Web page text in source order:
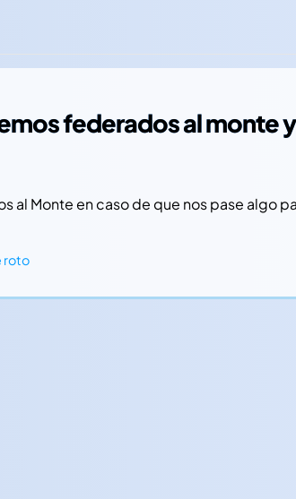
federados al monte
al Monte en caso de que nos pase algo
roto